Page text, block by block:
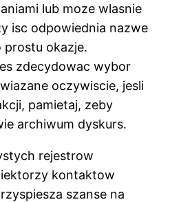
lub moze wlasnie
isc odpowiednia nazwe
prostu okazje.
zdecydowac wybor
oczywiscie, jesli
pamietaj, zeby
archiwum dyskurs.
rejestrow
kontaktow
szanse na